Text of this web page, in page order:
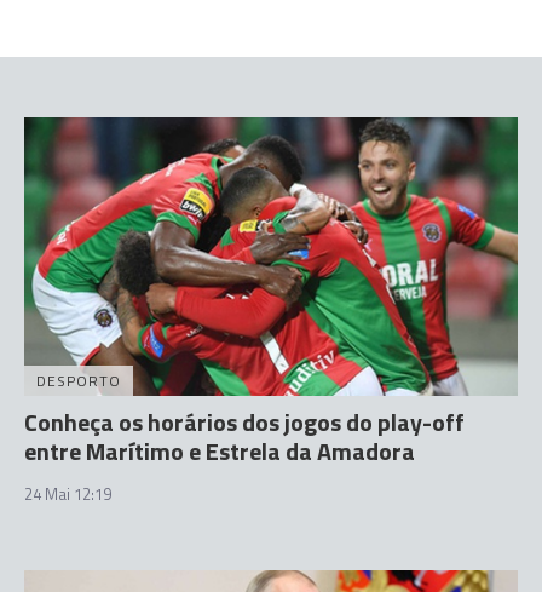
DESPORTO
Conheça os horários dos jogos do play-off
entre Marítimo e Estrela da Amadora
24 Mai 12:19